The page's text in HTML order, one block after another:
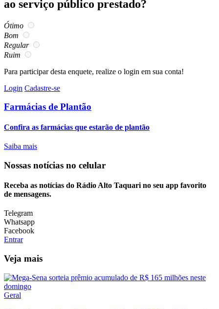
ao serviço público prestado?
Ótimo
Bom
Regular
Ruim
Para participar desta enquete, realize o login em sua conta!
Login Cadastre-se
Farmácias de Plantão
Confira as farmácias que estarão de plantão
Saiba mais
Nossas notícias no celular
Receba as notícias do Rádio Alto Taquari no seu app favorito
de mensagens.
Telegram
Whatsapp
Facebook
Entrar
Veja mais
Geral